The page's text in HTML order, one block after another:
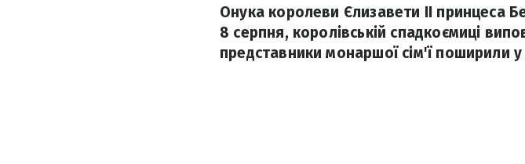
Онука королеви Єлизавети ІІ принцеса
8 серпня, королівській спадкоємиці
представники монаршої сім'ї поширили